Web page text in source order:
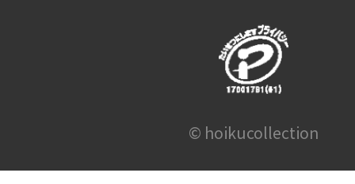
© hoikucollection